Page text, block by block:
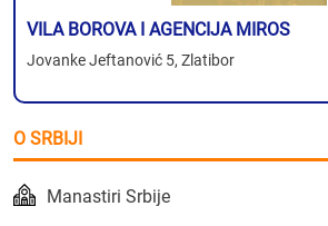
VILA BOROVA I AGENCIJA MIROS
Jovanke Jeftanović 5, Zlatibor
O SRBIJI
Manastiri Srbije